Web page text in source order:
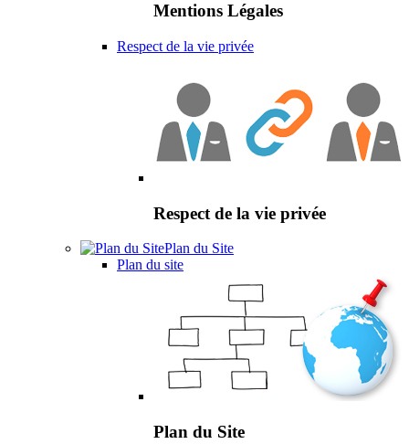
Mentions Légales
Respect de la vie privée
Respect de la vie privée
Plan du Site
Plan du site
Plan du Site